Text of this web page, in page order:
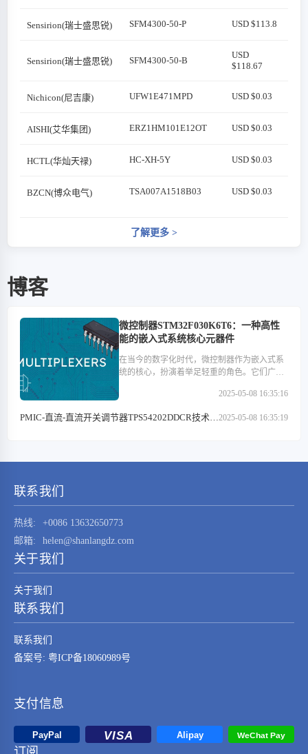
Sensirion(瑞士盛思锐) SFM4300-50-P USD $113.8
Sensirion(瑞士盛思锐) SFM4300-50-B
USD
$118.67
Nichicon(尼吉康) UFW1E471MPD USD $0.03
AISHI(艾华集团) ERZ1HM101E12OT USD $0.03
HCTL(华灿天禄) HC-XH-5Y USD $0.03
BZCN(博众电气) TSA007A1518B03 USD $0.03
了解更多 >
博客
微控制器STM32F030K6T6：一种高性
能的嵌入式系统核心元器件
在当今的数字化时代，微控制器作为嵌入式系
统的核心，扮演着举足轻重的角色。它们广泛
类电子产品以及通信设备等多个领域。在这些
功耗和丰富的外设接口等特点，成为了众多开
2025-05-08 16:35:16
PMIC-直流-直流开关调节器TPS54202DDCR技术特2025-05-08 16:35:19
联系我们
热线:
+0086 13632650773
邮箱:
helen@shanlangdz.com
关于我们
关于我们
联系我们
联系我们
备案号: 粤ICP备18060989号
支付信息